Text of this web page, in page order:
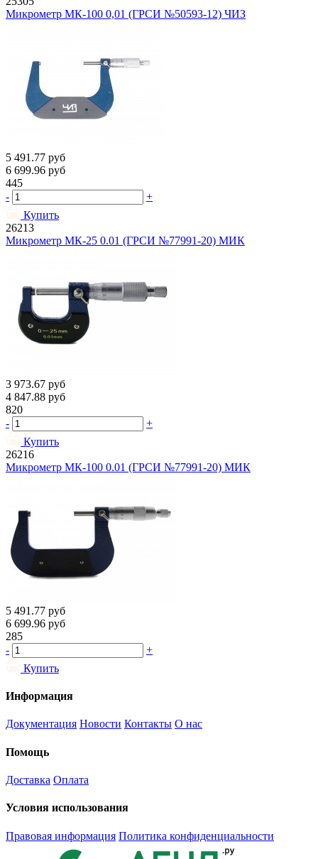
Микрометр МК-100 0,01 (ГРСИ №50593-12) ЧИЗ
5 491.77 руб
6 699.96 руб
445
-
+
Купить
26213
Микрометр МК-25 0.01 (ГРСИ №77991-20) МИК
3 973.67 руб
4 847.88 руб
820
-
+
Купить
26216
Микрометр МК-100 0.01 (ГРСИ №77991-20) МИК
5 491.77 руб
6 699.96 руб
285
-
+
Купить
Информация
Документация Новости Контакты О нас
Помощь
Доставка Оплата
Условия использования
Правовая информация Политика конфиденциальности